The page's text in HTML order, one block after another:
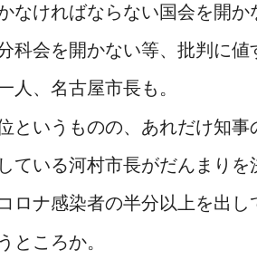
なければならない国会を開か
科会を開かない等、批判に値
人、名古屋市長も。
というものの、あれだけ知
ている河村市長がだんまりを
ロナ感染者の半分以上を出
ところか。